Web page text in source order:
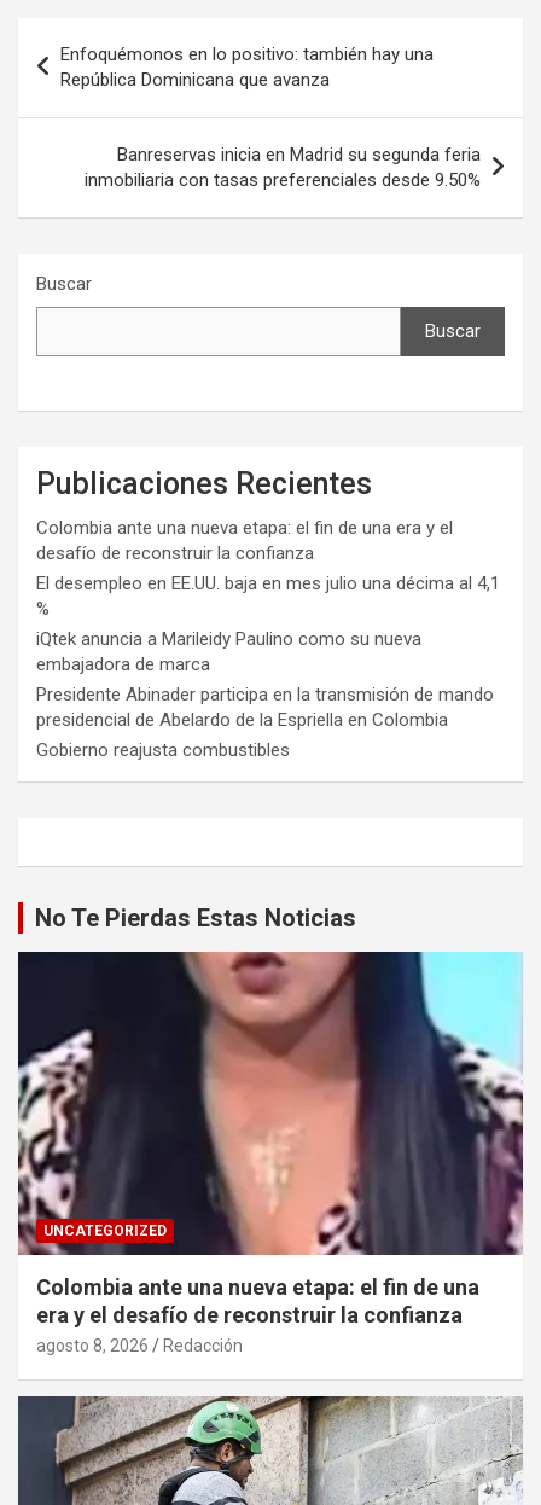
de
entradas
Enfoquémonos en lo positivo: también hay una
República Dominicana que avanza
Banreservas inicia en Madrid su segunda feria
inmobiliaria con tasas preferenciales desde 9.50%
Buscar
Buscar
Publicaciones Recientes
Colombia ante una nueva etapa: el fin de una era y el
desafío de reconstruir la confianza
El desempleo en EE.UU. baja en mes julio una décima al 4,1
%
iQtek anuncia a Marileidy Paulino como su nueva
embajadora de marca
Presidente Abinader participa en la transmisión de mando
presidencial de Abelardo de la Espriella en Colombia
Gobierno reajusta combustibles
No Te Pierdas Estas Noticias
UNCATEGORIZED
Colombia ante una nueva etapa: el fin de una
era y el desafío de reconstruir la confianza
agosto 8, 2026 Redacción